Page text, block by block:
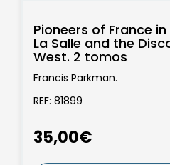
Pioneers of France
La Salle and the
West. 2 tomos
Francis Parkman.
REF: 81899
35,00€